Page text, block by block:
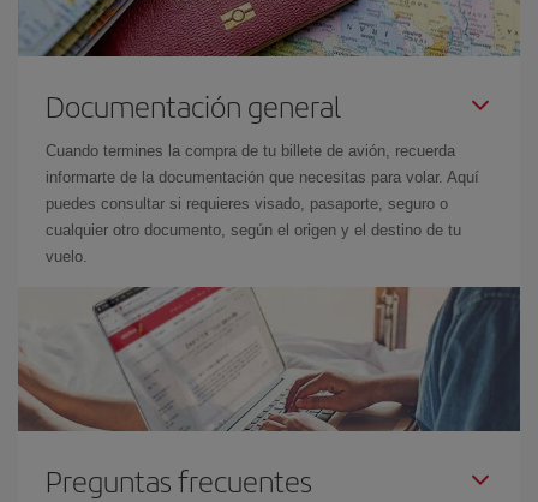
Documentación general
Cuando termines la compra de tu billete de avión, recuerda
informarte de la documentación que necesitas para volar. Aquí
puedes consultar si requieres visado, pasaporte, seguro o
cualquier otro documento, según el origen y el destino de tu
vuelo.
Preguntas frecuentes